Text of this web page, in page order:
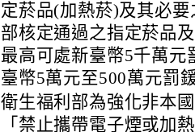
定菸品(加熱菸)及其必
部核定通過之指定菸品
最高可處新臺幣5千萬元
臺幣5萬元至500萬元罰
衛生福利部為強化非本
「禁止攜帶電子煙或加